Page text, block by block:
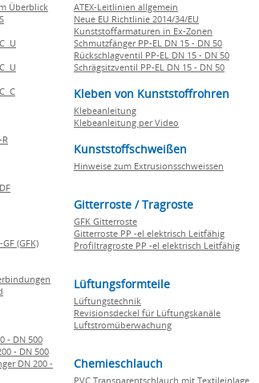
Überblick
U
U
C
(GFK)
- DN 500
- DN 500
DN 200 -
ATEX-Leitlinien allgemein
Neue EU Richtlinie 2014/34/EU
Kunststoffarmaturen in Ex-Zonen
Schmutzfänger PP-EL DN 15 - DN 50
Rückschlagventil PP-EL DN 15 - DN 50
Schrägsitzventil PP-EL DN 15 - DN 50
Kleben von Kunststoffrohren
Klebeanleitung
Klebeanleitung per Video
Kunststoffschweißen
Hinweise zum Extrusionsschweissen
Gitterroste / Tragroste
GFK Gitterroste
Gitterroste PP -el elektrisch Leitfähig
Profiltragroste PP -el elektrisch Leitfähig
Lüftungsformteile
Lüftungstechnik
Revisionsdeckel für Lüftungskanäle
Luftstromüberwachung
Chemieschlauch
PVC Transparentschlauch mit Textileinlage